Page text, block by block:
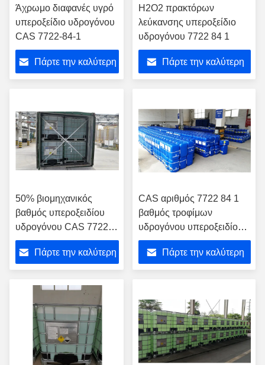
Άχρωμο διαφανές υγρό
υπεροξείδιο υδρογόνου
CAS 7722-84-1
Πάρτε την καλύτερη
H2O2 πρακτόρων
λεύκανσης υπεροξείδιο
υδρογόνου 7722 84 1
Πάρτε την καλύτερη
50% βιομηχανικός
βαθμός υπεροξειδίου
υδρογόνου CAS 7722-
84-1
Πάρτε την καλύτερη
CAS αριθμός 7722 84 1
βαθμός τροφίμων
υδρογόνου υπεροξειδίου
35%
Πάρτε την καλύτερη